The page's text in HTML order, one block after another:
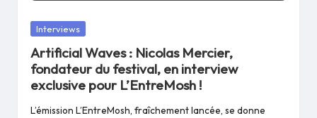
Posted
Interviews
Artificial Waves : Nicolas Mercier,
fondateur du festival, en interview
exclusive pour L’EntreMosh !
L’émission L’EntreMosh, fraîchement lancée, se donne